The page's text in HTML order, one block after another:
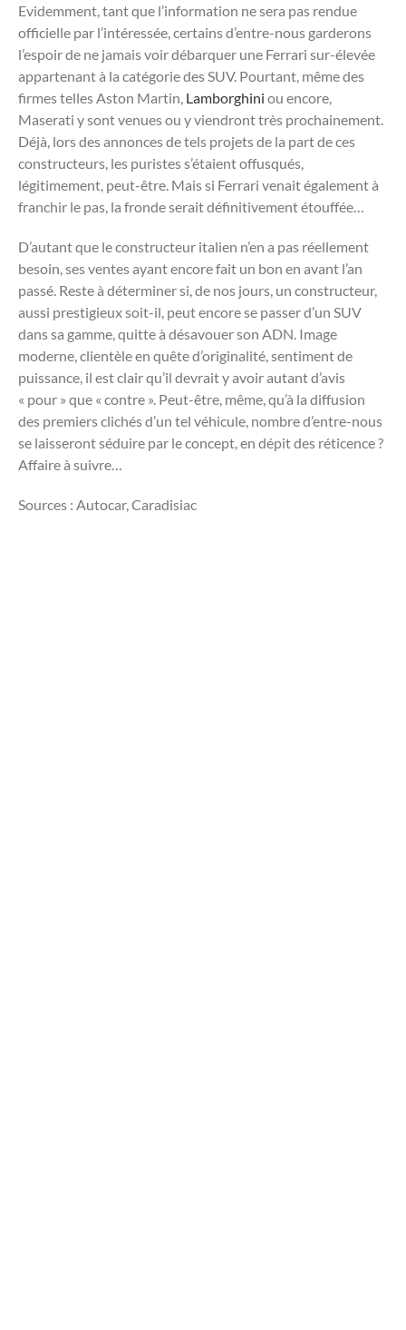
Evidemment, tant que l’information ne sera pas rendue
officielle par l’intéressée, certains d’entre-nous garderons
l’espoir de ne jamais voir débarquer une Ferrari sur-élevée
appartenant à la catégorie des SUV. Pourtant, même des
firmes telles Aston Martin, Lamborghini ou encore,
Maserati y sont venues ou y viendront très prochainement.
Déjà, lors des annonces de tels projets de la part de ces
constructeurs, les puristes s’étaient offusqués,
légitimement, peut-être. Mais si Ferrari venait également à
franchir le pas, la fronde serait définitivement étouffée…
D’autant que le constructeur italien n’en a pas réellement
besoin, ses ventes ayant encore fait un bon en avant l’an
passé. Reste à déterminer si, de nos jours, un constructeur,
aussi prestigieux soit-il, peut encore se passer d’un SUV
dans sa gamme, quitte à désavouer son ADN. Image
moderne, clientèle en quête d’originalité, sentiment de
puissance, il est clair qu’il devrait y avoir autant d’avis
« pour » que « contre ». Peut-être, même, qu’à la diffusion
des premiers clichés d’un tel véhicule, nombre d’entre-nous
se laisseront séduire par le concept, en dépit des réticence ?
Affaire à suivre…
Sources : Autocar, Caradisiac